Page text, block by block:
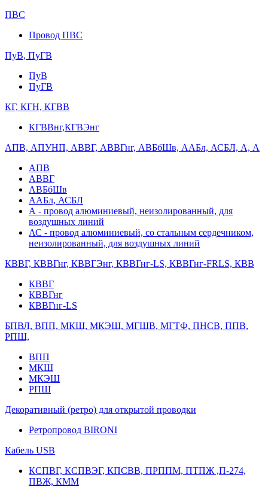
ПВС
Провод ПВС
ПуВ, ПуГВ
ПуВ
ПуГВ
КГ, КГН, КГВВ
КГВВнг,КГВЭнг
АПВ, АПУНП, АВВГ, АВВГнг, АВБбШв, ААБл, АСБЛ, А, А
АПВ
АВВГ
АВБбШв
ААБл, АСБЛ
А - провод алюминиевый, неизолированный, для
воздушных линий
АС - провод алюминиевый, со стальным сердечником,
неизолированный, для воздушных линий
КВВГ, КВВГнг, КВВГЭнг, КВВГнг-LS, КВВГнг-FRLS, КВВ
КВВГ
КВВГнг
КВВГнг-LS
БПВЛ, ВПП, МКШ, МКЭШ, МГШВ, МГТФ, ПНСВ, ППВ,
РПШ,
ВПП
МКШ
МКЭШ
РПШ
Декоративный (ретро) для открытой проводки
Ретропровод BIRONI
Кабель USB
КСПВГ, КСПВЭГ, КПСВВ, ПРППМ, ПТПЖ ,П-274,
ПВЖ, КММ